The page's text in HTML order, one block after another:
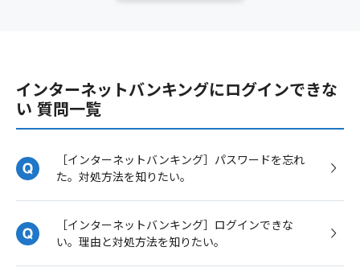
インターネットバンキングにログインできな
い 質問一覧
［インターネットバンキング］パスワードを忘れ
た。対処方法を知りたい。
［インターネットバンキング］ログインできな
い。理由と対処方法を知りたい。